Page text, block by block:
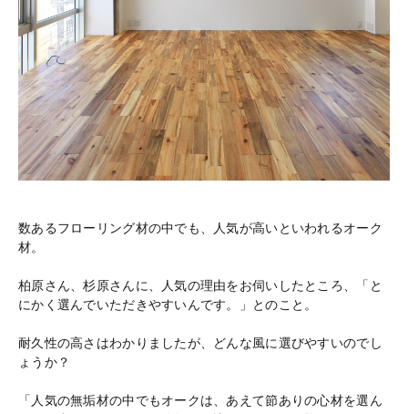
数あるフローリング材の中でも、人気が高いといわれるオーク
材。
柏原さん、杉原さんに、人気の理由をお伺いしたところ、「と
にかく選んでいただきやすいんです。」とのこと。
耐久性の高さはわかりましたが、どんな風に選びやすいのでし
ょうか？
「人気の無垢材の中でもオークは、あえて節ありの心材を選ん